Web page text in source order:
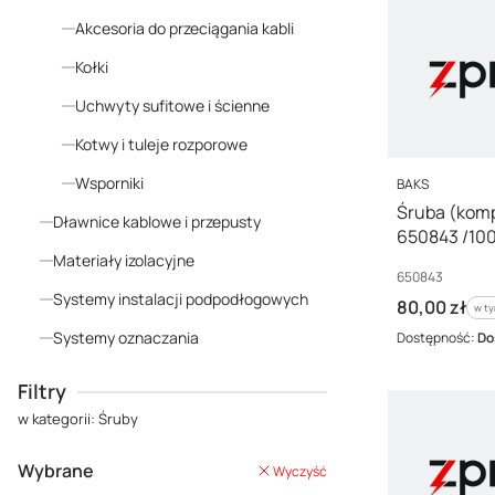
Akcesoria do przeciągania kabli
Kołki
Uchwyty sufitowe i ścienne
Kotwy i tuleje rozporowe
Wsporniki
Dławnice kablowe i przepusty
Materiały izolacyjne
Systemy instalacji podpodłogowych
Systemy oznaczania
Filtry
w kategorii: Śruby
Wybrane Wyczyść
PRODUCENT
BAKS
Śruba
650843 /
Kod producenta
650843
Cena brutto
80,00 zł w
w
Dostępność: